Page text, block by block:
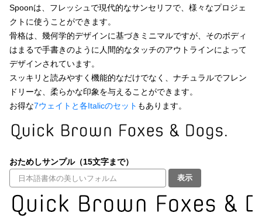
お気に入り
ご利用ガイド
よくあるご質問
江戸文字
すべてを表示
太さ・ウェイト
セット or 単体
文字種類
Spoonは、フレッシュで現代的なサンセリフで、様々なプロジェ
クトに使うことができます。
骨格は、幾何学的デザインに基づきミニマルですが、そのボディ
はまるで手書きのように人間的なタッチのアウトラインによって
デザインされています。
スッキリと読みやすく機能的なだけでなく、ナチュラルでフレン
ドリーな、柔らかな印象を与えることができます。
お得な7ウェイトと各Italicのセット もあります。
おためしサンプル（15文字まで）
表示